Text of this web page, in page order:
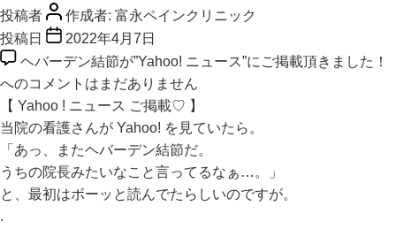
投稿者
作成者: 富永ペインクリニック
投稿日
2022年4月7日
ヘバーデン結節が”Yahoo! ニュース”にご掲載頂きました！
へのコメントはまだありません
【 Yahoo ! ニュース ご掲載♡ 】
当院の看護さんが Yahoo! を見ていたら。
「あっ、またヘバーデン結節だ。
うちの院長みたいなこと言ってるなぁ…。」
と、最初はボーッと読んでたらしいのですが。
.